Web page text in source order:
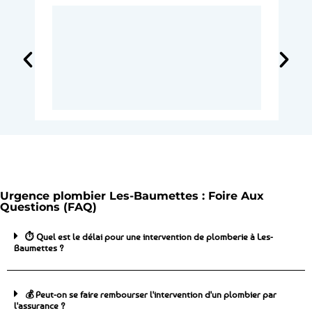
Urgence plombier Les-Baumettes : Foire Aux
Questions (FAQ)
⏱️ Quel est le délai pour une intervention de plomberie à Les-
Baumettes ?
💰 Peut-on se faire rembourser l'intervention d'un plombier par
l'assurance ?